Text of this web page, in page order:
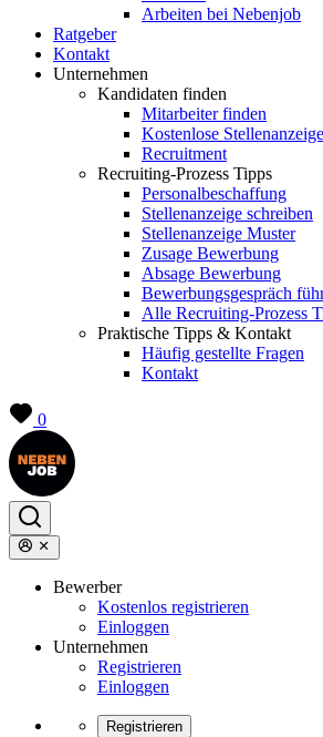
Arbeiten bei Nebenjob
Ratgeber
Kontakt
Unternehmen
Kandidaten finden
Mitarbeiter finden
Kostenlose
Recruitment
Recruiting-Prozess Tipps
Personalbeschaffung
Stellenanzeige schreiben
Stellenanzeige Muster
Zusage Bewerbung
Absage Bewerbung
Bewerbungsgespräch
Alle Recruiting-Prozess
Praktische Tipps & Kontakt
Häufig gestellte Fragen
Kontakt
0
Bewerber
Kostenlos registrieren
Einloggen
Unternehmen
Registrieren
Einloggen
Registrieren